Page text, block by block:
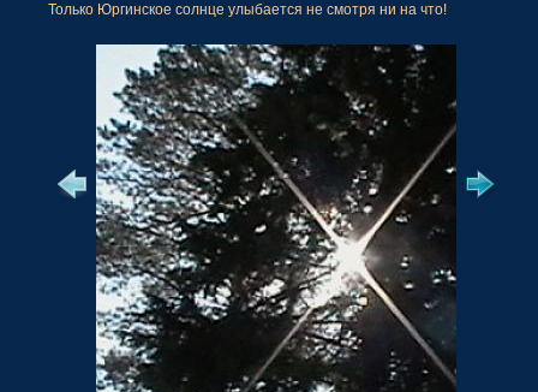
Только Юргинское солнце улыбается не смотря ни на что!